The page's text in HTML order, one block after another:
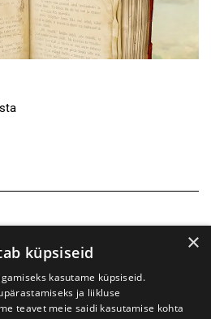
×
küpsiseid
kasutame küpsiseid.
ja liikluse
teavet meie saidi kasutamise kohta